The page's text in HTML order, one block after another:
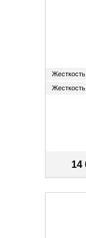
Жесткость
14